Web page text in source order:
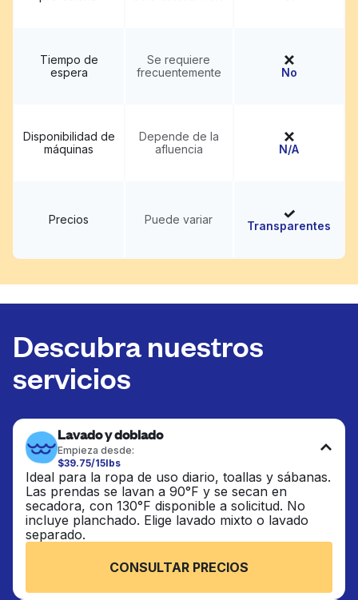
Tiempo de
espera
Se requiere
frecuentemente
No
Disponibilidad de
máquinas
Depende de la
afluencia
N/A
Precios Puede variar Transparentes
Descubra nuestros
servicios
Lavado y doblado
Empieza desde:
$39.75/15lbs
Ideal para la ropa de uso diario, toallas y sábanas.
Las prendas se lavan a 90°F y se secan en
secadora, con 130°F disponible a solicitud. No
incluye planchado. Elige lavado mixto o lavado
separado.
CONSULTAR PRECIOS